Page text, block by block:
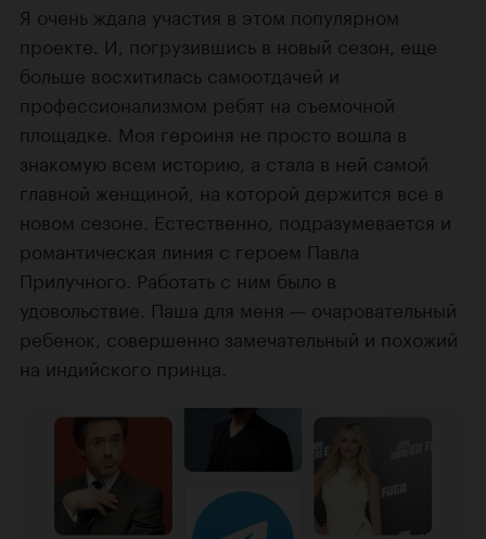
Я очень ждала участия в этом популярном
проекте. И, погрузившись в новый сезон, еще
больше восхитилась самоотдачей и
профессионализмом ребят на съемочной
площадке. Моя героиня не просто вошла в
знакомую всем историю, а стала в ней самой
главной женщиной, на которой держится все в
новом сезоне. Естественно, подразумевается и
романтическая линия с героем Павла
Прилучного. Работать с ним было в
удовольствие. Паша для меня — очаровательный
ребенок, совершенно замечательный и похожий
на индийского принца.